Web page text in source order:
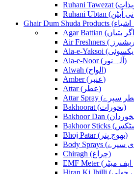
Ala-e-Noor (آلہ نور)
Alwah (الواح)
Amber (عنبر)
Attar (عطر)
Bakhoorat (بخورات)
Bhoj Patar (بھوج پتر)
Chiragh (چراغ)